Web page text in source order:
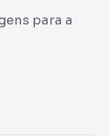
para a